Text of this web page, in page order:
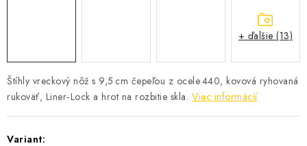
Štíhly vreckový nôž s 9,5 cm čepeľou z ocele 440, kovová ryhovaná
rukoväť, Liner‑Lock a hrot na rozbitie skla. Viac informácií
Variant:
+ ďalšie (13)